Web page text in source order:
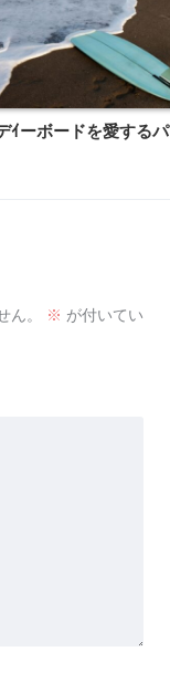
ｲーボードを愛する
ん。 ※ が付いてい